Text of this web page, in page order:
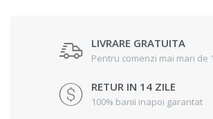
LIVRARE GRATUITA
Pentru comenzi mai mari de
RETUR IN 14 ZILE
100% banii inapoi garantat